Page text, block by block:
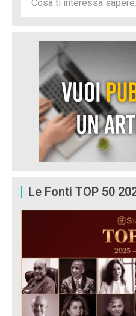
Le Fonti TOP 50